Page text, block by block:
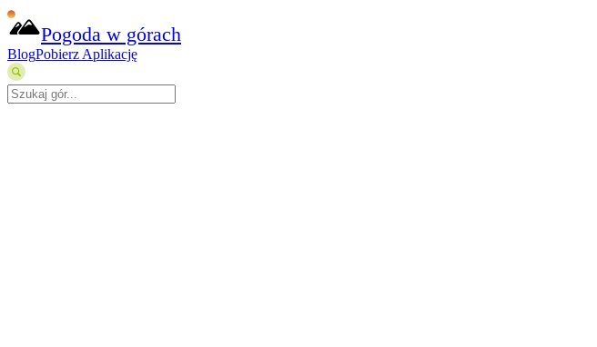
Pogoda w górach
BlogPobierz Aplikację